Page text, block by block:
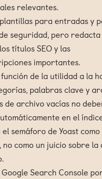
relevantes.
para entradas y
seguridad, pero
títulos SEO y las
importantes.
de la utilidad a la
palabras clave y
de archivo vacías no
en el
semáforo de Yoast como
no como un juicio sobre la
Search Console